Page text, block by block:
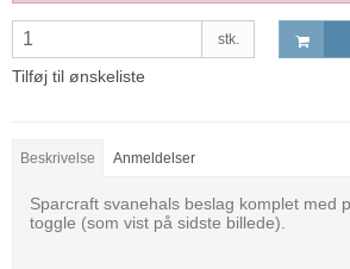
stk.
Tilføj til ønskeliste
Beskrivelse Anmeldelser
Sparcraft svanehals beslag komplet med
toggle (som vist på sidste billede).